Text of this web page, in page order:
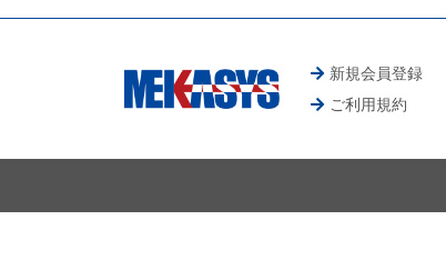
新規会員登録
ご利用規約